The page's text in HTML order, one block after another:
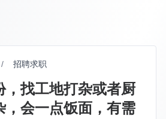
/ 招聘求职
，找工地打杂或者厨
，会一点饭面，有需